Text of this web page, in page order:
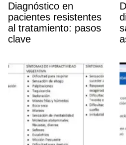
Diagnóstico en
pacientes resistentes
al tratamiento: pasos
clave